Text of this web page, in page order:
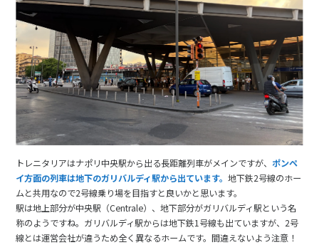
トレニタリアはナポリ中央駅から出る長距離列車がメインですが、 ポンペ
イ方面の列車は地下のガリバルディ駅から出ています。地下鉄2号線のホー
ムと共用なので2号線乗り場を目指すと良いかと思います。
駅は地上部分が中央駅（Centrale）、地下部分がガリバルディ駅という名
称のようですね。ガリバルディ駅からは地下鉄1号線も出ていますが、2号
線とは運営会社が違うため全く異なるホームです。間違えないよう注意！